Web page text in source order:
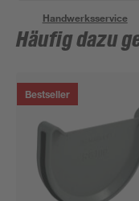
Handwerksservice
Häufig dazu
Bestseller